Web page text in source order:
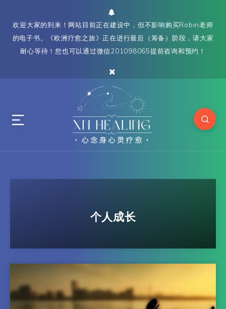
欢迎大家的到来！网站目前正在建设中，但不影响购买Robin老师
的电子书。《欧洲疗愈之旅》正在进行最后（筹备）阶段，请大家
耐心等待！您也可以通过微信201098065提前咨询和预约！
个人成长